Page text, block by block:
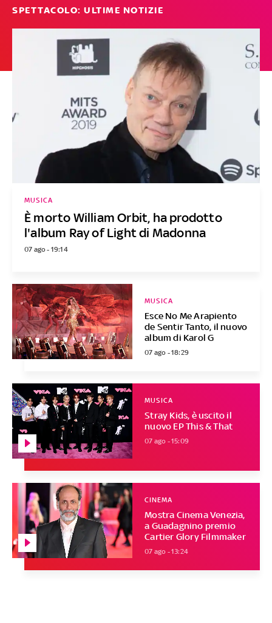
SPETTACOLO: ULTIME NOTIZIE
È morto William Orbit, ha prodotto
l'album Ray of Light di Madonna
MUSICA
07 ago - 19:14
Esce No Me Arapiento
de Sentir Tanto, il nuovo
album di Karol G
MUSICA
07 ago - 18:29
Stray Kids, è uscito il
nuovo EP This & That
MUSICA
07 ago - 15:09
Mostra Cinema Venezia,
a Guadagnino premio
Cartier Glory Filmmaker
CINEMA
07 ago - 13:24